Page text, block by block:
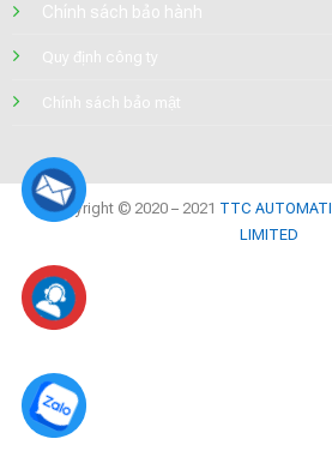
Chính sách bảo hành
Quy định công ty
Chính sách bảo mật
Copyright © 2020 – 2021 TTC
LIMITED